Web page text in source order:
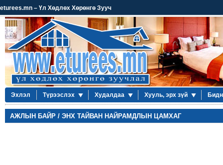
eturees.mn – Үл Хөдлөх Хөрөнгө Зууч
Эхлэл Түрээслэх Худалдаа Хууль, эрх зүй
АЖЛЫН БАЙР / ЭНХ ТАЙВАН НАЙРАМДЛЫН ЦАМХАГ